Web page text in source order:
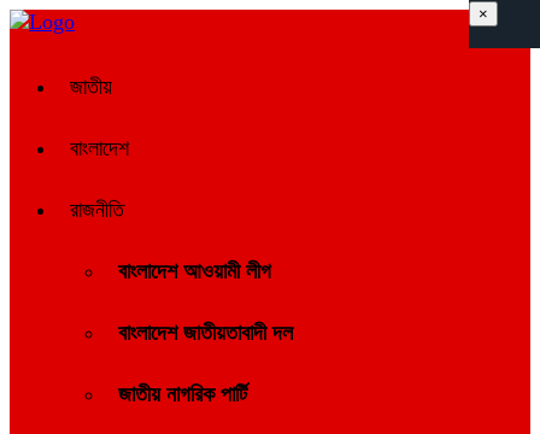
জাতীয়
বাংলাদেশ
রাজনীতি
বাংলাদেশ আওয়ামী লীগ
বাংলাদেশ জাতীয়তাবাদী দল
জাতীয় নাগরিক পার্টি
×